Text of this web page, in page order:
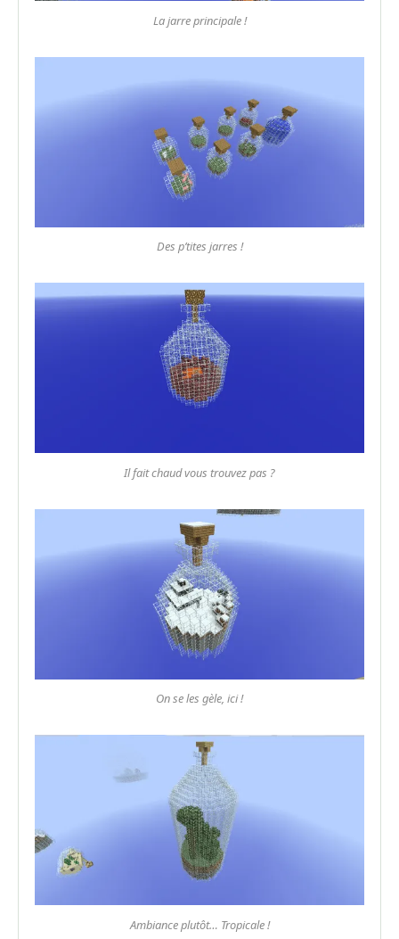
La jarre principale !
Des p’tites jarres !
Il fait chaud vous trouvez pas ?
On se les gèle, ici !
Ambiance plutôt… Tropicale !